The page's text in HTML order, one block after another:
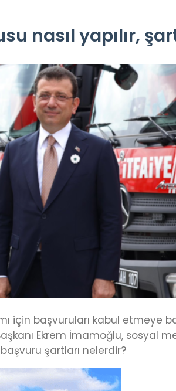
nasıl yapılır,
için başvuruları kabul etmeye
Ekrem İmamoğlu, sosyal
başvuru şartları nelerdir?